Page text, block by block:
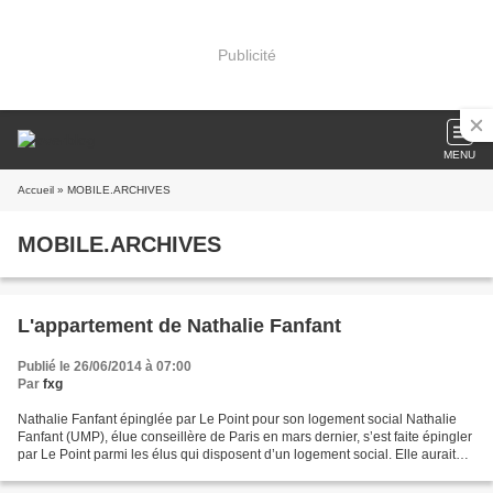
Publicité
MENU
Accueil » MOBILE.ARCHIVES
MOBILE.ARCHIVES
L'appartement de Nathalie Fanfant
Publié le 26/06/2014 à 07:00
Par fxg
Nathalie Fanfant épinglée par Le Point pour son logement social Nathalie
Fanfant (UMP), élue conseillère de Paris en mars dernier, s’est faite épingler
par Le Point parmi les élus qui disposent d’un logement social. Elle aurait